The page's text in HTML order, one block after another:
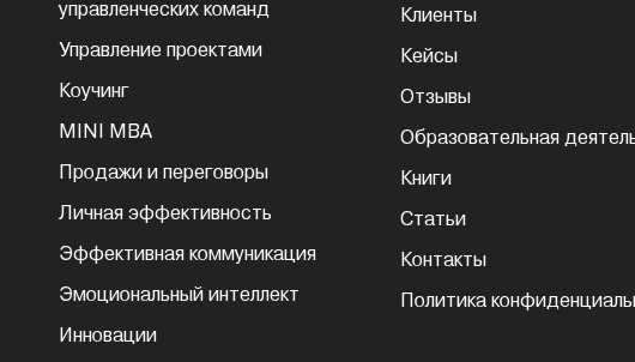
управленческих команд
Управление проектами
Коучинг
MINI MBA
Продажи и переговоры
Личная эффективность
Эффективная коммуникация
Эмоциональный интеллект
Инновации
Клиенты
Кейсы
Отзывы
Образовательная
Книги
Статьи
Контакты
Политика